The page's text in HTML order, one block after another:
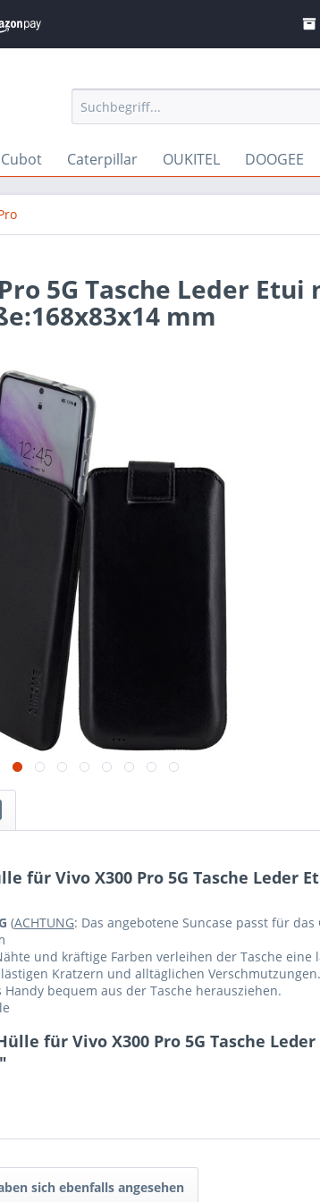
Cubot Caterpillar OUKITEL DOOGEE
5G Tasche Leder
mm
für Vivo X300 Pro 5G Tasche Leder
(ACHTUNG: Das angebotene Suncase passt für
und kräftige Farben verleihen der Tasche eine
Kratzern und alltäglichen Verschmutzungen.
bequem aus der Tasche herausziehen.
für Vivo X300 Pro 5G Tasche
sich ebenfalls angesehen